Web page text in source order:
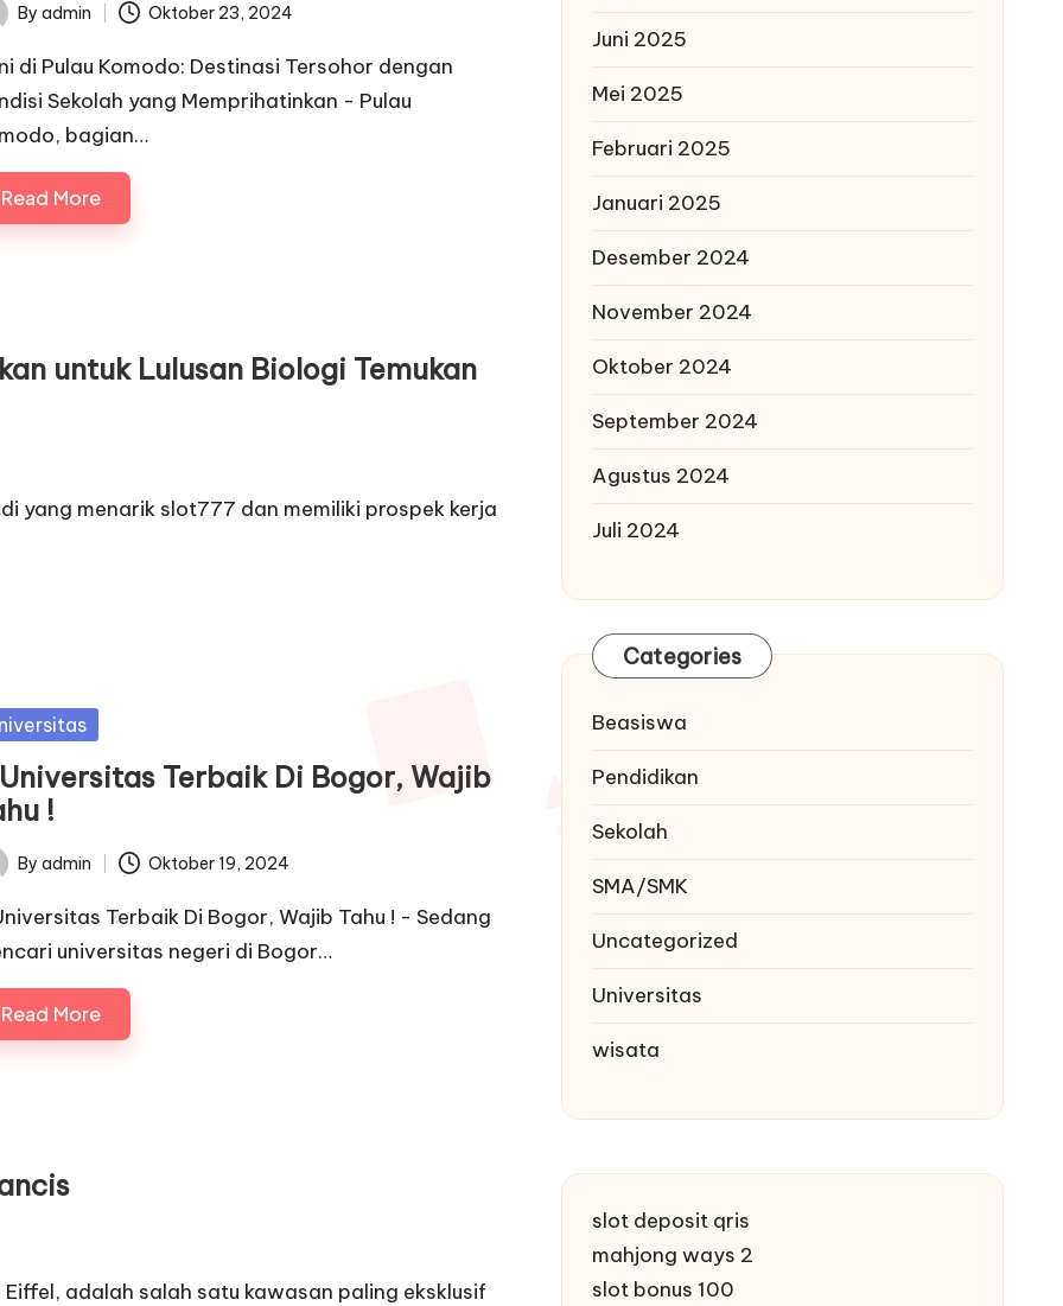
By admin Oktober 23, 2024
di Pulau Komodo: Destinasi Tersohor dengan
Sekolah yang Memprihatinkan - Pulau
bagian…
Read More
untuk Lulusan Biologi Temukan
yang menarik slot777 dan memiliki prospek kerja
Terbaik Di Bogor, Wajib
!
By admin Oktober 19, 2024
Terbaik Di Bogor, Wajib Tahu ! - Sedang
universitas negeri di Bogor…
Read More
adalah salah satu kawasan paling eksklusif
Juni 2025
Mei 2025
Februari 2025
Januari 2025
Desember 2024
November 2024
Oktober 2024
September 2024
Agustus 2024
Juli 2024
Categories
Beasiswa
Pendidikan
Sekolah
SMA/SMK
Uncategorized
Universitas
wisata
slot deposit qris
mahjong ways 2
slot bonus 100